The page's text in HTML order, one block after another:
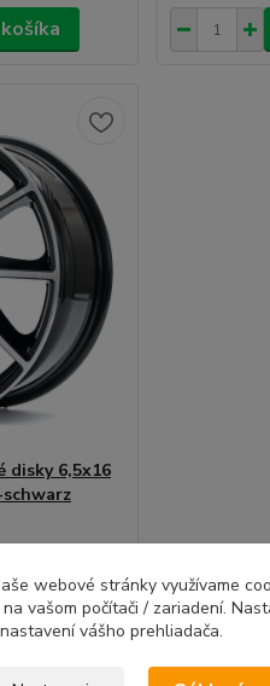
disky 6,5x16
s TUV
Do 7 dní |
Doprava 4ks
webové stránky využívame
vašom počítači / zariadení.
nastavení vášho prehliadača.